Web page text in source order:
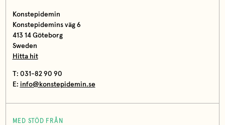
Konstepidemin
Konstepidemins väg 6
413 14 Göteborg
Sweden
Hitta hit
T: 031-82 90 90
E: info@konstepidemin.se
MED STÖD FRÅN